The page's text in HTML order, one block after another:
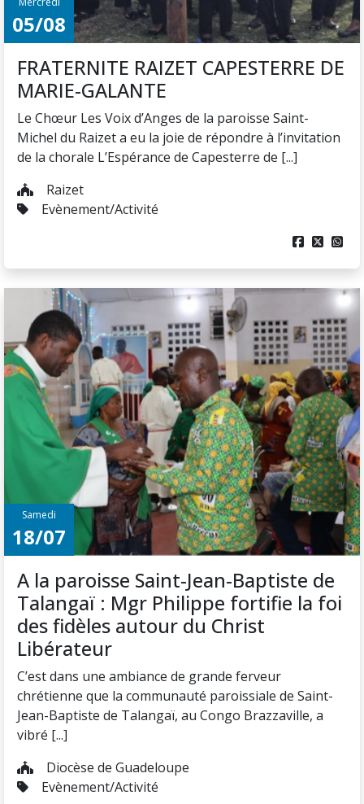
Raizet
Evènement/Activité
  
Samedi
18/07
A la paroisse Saint-Jean-Baptiste de
Talangaï : Mgr Philippe fortifie la foi
des fidèles autour du Christ
Libérateur
C’est dans une ambiance de grande ferveur
chrétienne que la communauté paroissiale de Saint-
Jean-Baptiste de Talangaï, au Congo Brazzaville, a
vibré [...]
Diocèse de Guadeloupe
Evènement/Activité